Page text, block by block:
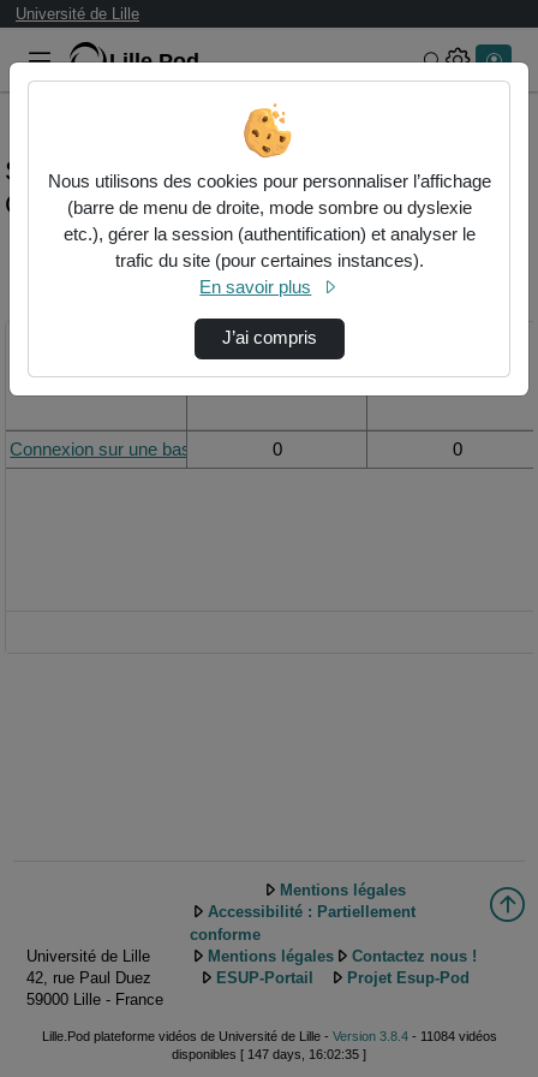
Université de Lille
Lille.Pod Rechercher
Statistiques de visualisation de la vidéo
Connexion sur une base ecorpus
Modifier la période de
Vue de la journée
Connexion sur une base eCorpus0 0
Université de Lille
42, rue Paul Duez
59000 Lille - France
Mentions légales
Accessibilité : Partiellement
conforme
Mentions légales
Contactez nous !
ESUP-Portail
Projet Esup-Pod
Lille.Pod plateforme vidéos de Université de Lille - Version 3.8.4- 11084 vidéos
disponibles [ 147 days, 16:02:35 ]
Nous utilisons des cookies pour personnaliser l’affichage
(barre de menu de droite, mode sombre ou dyslexie
etc.), gérer la session (authentification) et analyser le
trafic du site (pour certaines instances).
En savoir plus
J’ai compris